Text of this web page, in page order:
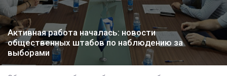
Активная работа началась: новости
общественных штабов по наблюдению за
выборами